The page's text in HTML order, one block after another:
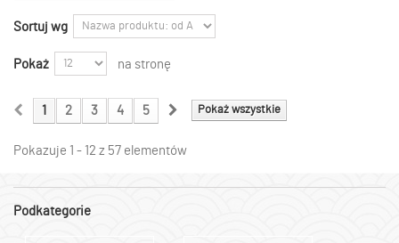
Sortuj wg
Pokaż na stronę
Pokaż wszystkie
1 2 3 4 5
Pokazuje 1 - 12 z 57 elementów
Podkategorie